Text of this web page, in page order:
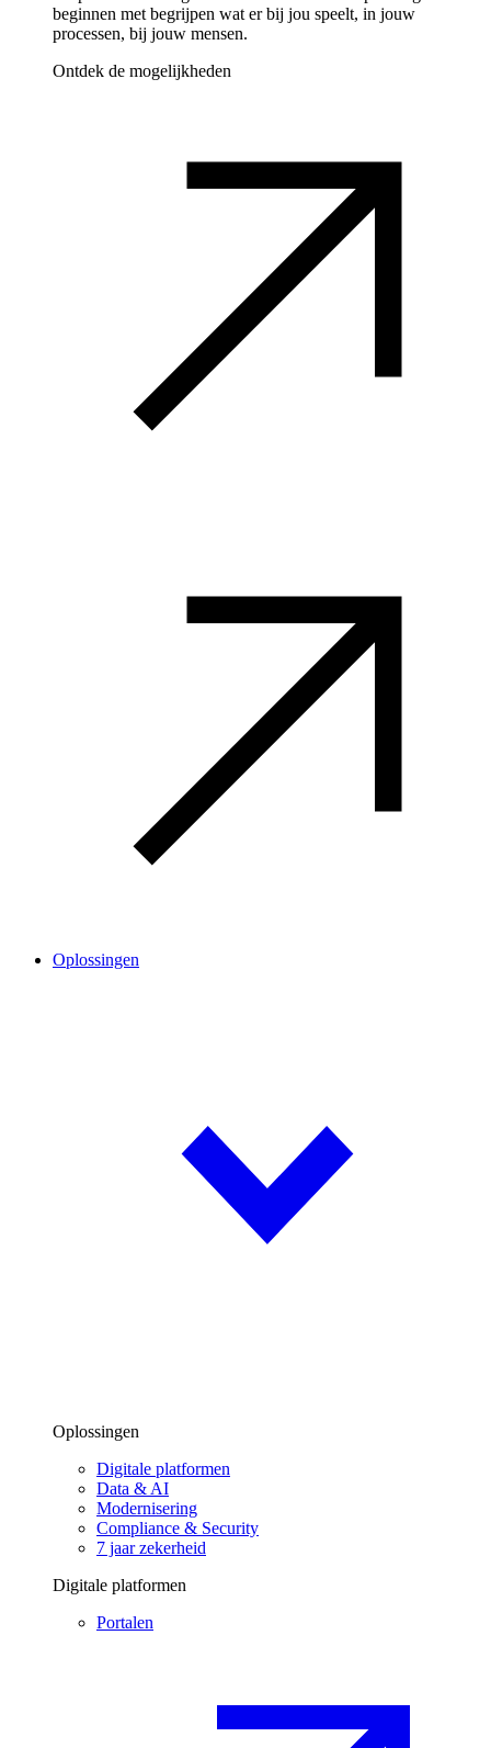
beginnen met begrijpen wat er bij jou speelt, in jouw
processen, bij jouw mensen.
Ontdek de mogelijkheden
Oplossingen
Oplossingen
Digitale platformen
Data & AI
Modernisering
Compliance & Security
7 jaar zekerheid
Digitale platformen
Portalen